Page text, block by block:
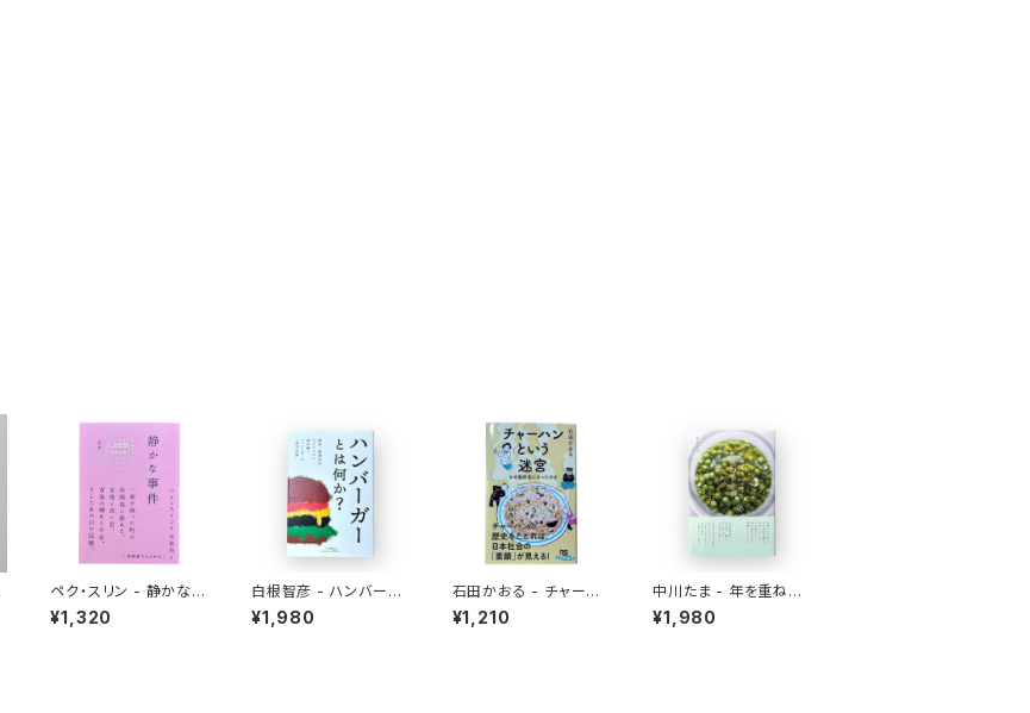
ペク・スリン - 静かな事
件
¥1,320
白根智彦 - ハンバーガ
ーとは何か？
¥1,980
石田かおる - チャーハ
ンという迷宮 なぜ国民
食になったのか
¥1,210
中川たま - 年を重ねて
今を彩る 暦の手仕事
¥1,980